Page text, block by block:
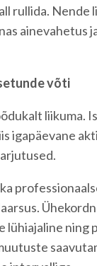
rullida.
ainevahetus
võti
liikuma.
igapäevane
lühiajaline ning